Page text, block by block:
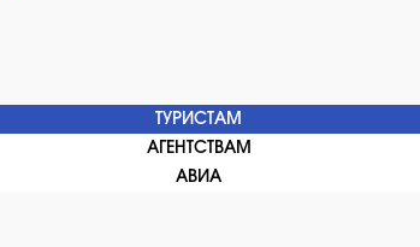
ТУРИСТАМ
АГЕНТСТВАМ
АВИА